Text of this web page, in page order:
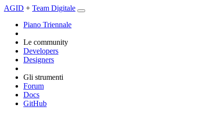
AGID + Team Digitale
Piano Triennale
Le community
Developers
Designers
Gli strumenti
Forum
Docs
GitHub